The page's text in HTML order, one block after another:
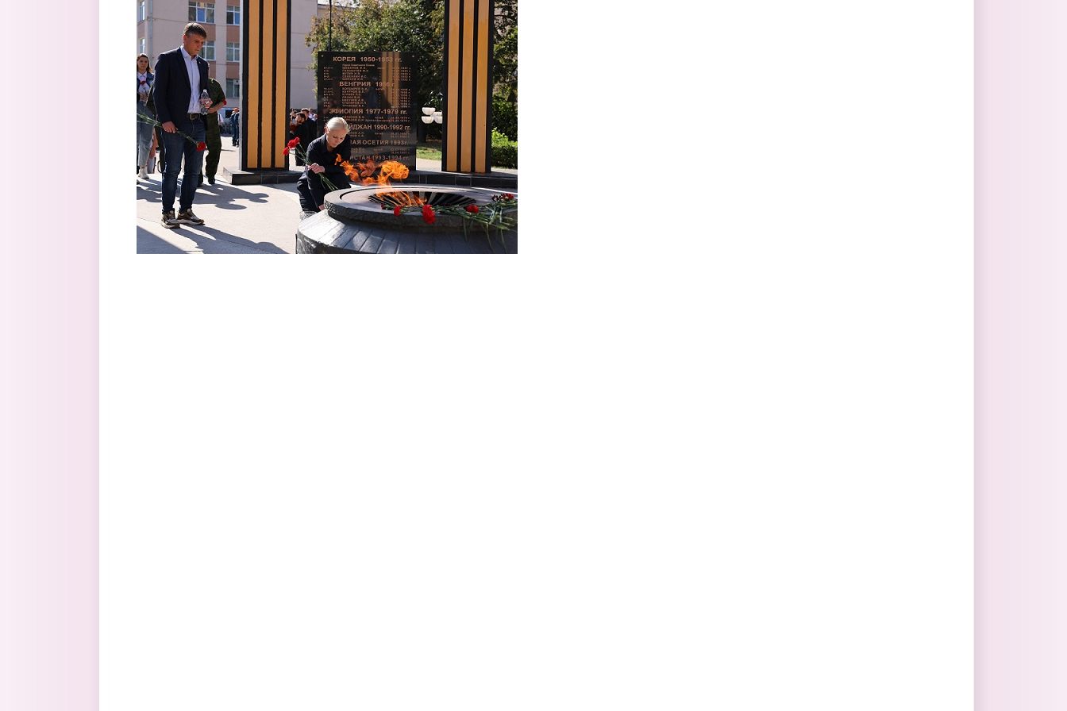
Перейти к основному содержанию